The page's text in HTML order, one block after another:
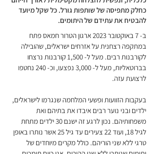
כחלק מתפיסה של שותפות גורל. כל שקל מיועד
להבטיח את עתידם של היתומים.
ב- 7 באוקטובר 2023 ארגון הטרור חמאס פתח
במתקפה רצחנית על אזרחים ישראלים, שהובילה
לקורבנות רבים. מעל ל- 1,500 קורבנות נרצחו
בברוטאליות, מעל ל- 3,000 נפצעו, וכ- 240 נחטפו
לרצועת עזה.
בעקבות הזוועות ופשעי המלחמה שנגרמו לישראלים,
ילדים ובני נוער רבים איבדו את בתיהם ואת
משפחותיהם. נכון לרגע זה ישנם 30 ילדים מתחת
לגיל 18, ועוד 22 צעירים עד גיל 25 אשר נותרו באופן
טרגי ללא שני הוריהם. כולל מקרים מיוחדים של